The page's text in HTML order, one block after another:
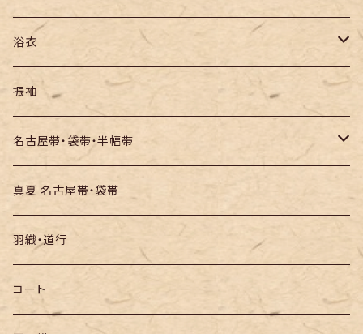
紬
訪問着・付下
お召し
浴衣
セオα・ポリ
木綿・綿麻
絞りの浴衣
振袖
名古屋帯・袋帯・半幅帯
名古屋帯
袋帯
半幅帯
真夏 名古屋帯・袋帯
羽織・道行
コート